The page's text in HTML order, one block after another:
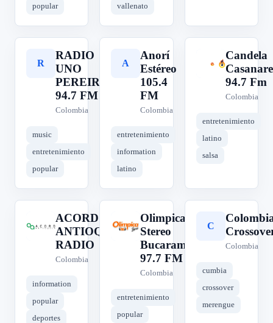
popular
vallenato
R
RADIO
UNO
PEREIRA
94.7 FM
Colombia
music
entretenimiento
popular
A
Anorí
Estéreo
105.4
FM
Colombia
entretenimiento
information
latino
C
Candela
Casanare
94.7 Fm
Colombia
entretenimiento
latino
salsa
A
ACORD
ANTIOQUIA
RADIO
Colombia
information
popular
deportes
O
Olimpica
Stereo
Bucaramanga
97.7 FM
Colombia
entretenimiento
popular
C
Colombia
cumbia
crossover
merengue